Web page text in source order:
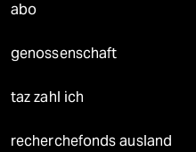
abo
genossenschaft
taz zahl ich
recherchefonds ausland